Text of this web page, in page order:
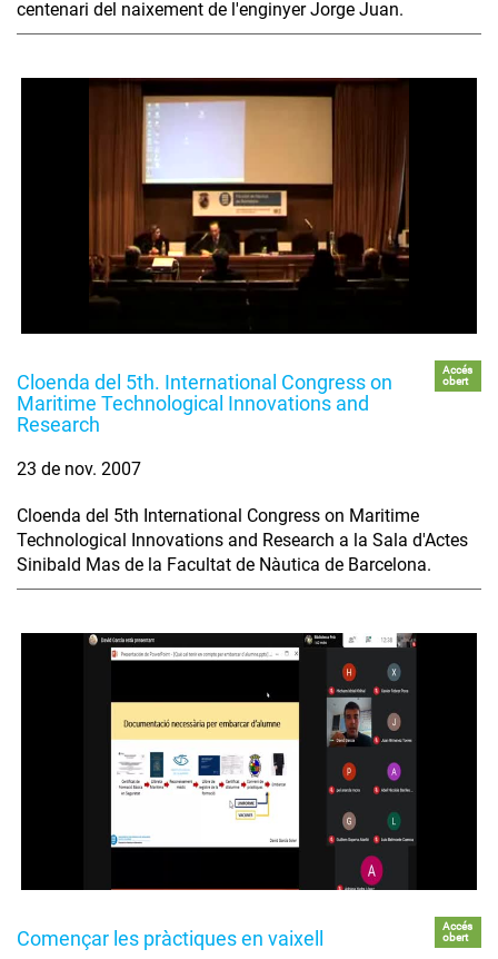
centenari del naixement de l'enginyer Jorge Juan.
Cloenda del 5th. International Congress on
Maritime Technological Innovations and
Research
Accés
obert
23 de nov. 2007
Cloenda del 5th International Congress on Maritime
Technological Innovations and Research a la Sala d'Actes
Sinibald Mas de la Facultat de Nàutica de Barcelona.
Començar les pràctiques en vaixell
Accés
obert